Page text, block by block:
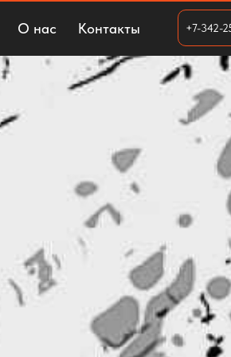
О нас Контакты +7-342-